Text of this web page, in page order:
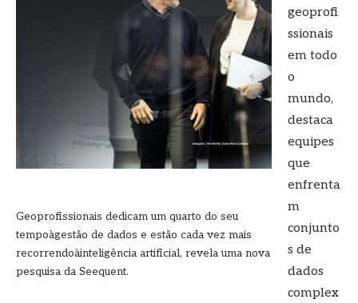
Geoprofissionais dedicam um quarto do seu
tempoàgestão de dados e estão cada vez mais
recorrendoàinteligência artificial, revela uma nova
pesquisa da Seequent.
geoprofi
ssionais
em todo
o
mundo,
destaca
equipes
que
enfrenta
m
conjunto
s de
dados
complex